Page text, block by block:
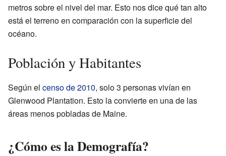
metros sobre el nivel del mar. Esto nos dice qué tan alto
está el terreno en comparación con la superficie del
océano.
Población y Habitantes
Según el censo de 2010, solo 3 personas vivían en
Glenwood Plantation. Esto la convierte en una de las
áreas menos pobladas de Maine.
¿Cómo es la Demografía?